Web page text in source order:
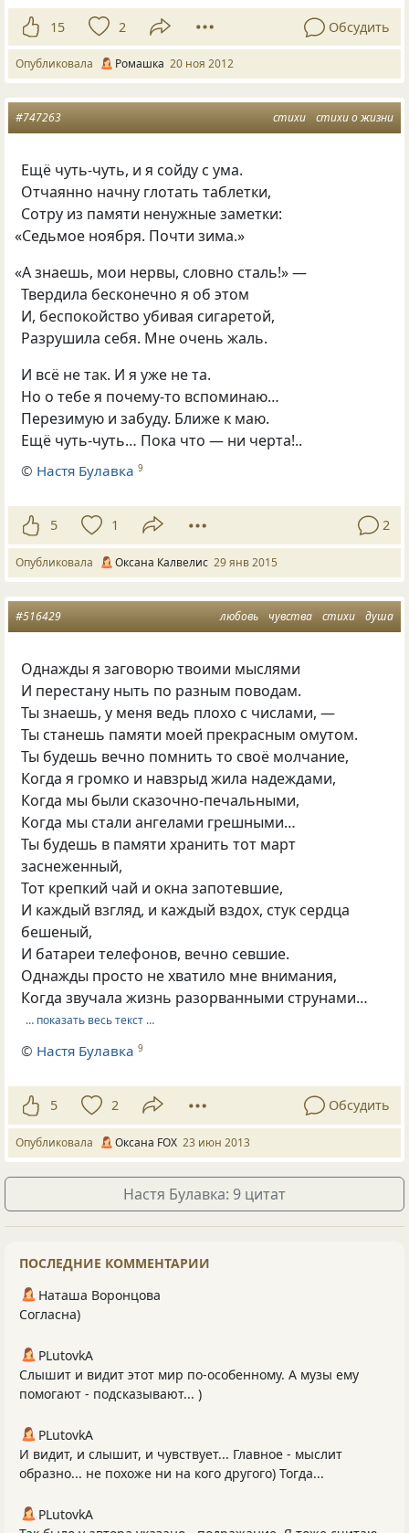
15 2 Обсудить
Опубликовала Ромашка 20 ноя 2012
стихи стихи о жизни
#747263
Ещё чуть-чуть, и я сойду с ума.
Отчаянно начну глотать таблетки,
Сотру из памяти ненужные заметки:
«Седьмое ноября. Почти зима.»
«А знаешь, мои нервы, словно сталь!» —
Твердила бесконечно я об этом
И, беспокойство убивая сигаретой,
Разрушила себя. Мне очень жаль.
И всё не так. И я уже не та.
Но о тебе я почему-то вспоминаю…
Перезимую и забуду. Ближе к маю.
Ещё чуть-чуть… Пока что — ни черта!..
© Настя Булавка 9
5 1 2
Опубликовала Оксана Калвелис 29 янв 2015
любовь чувства стихи душа
#516429
Однажды я заговорю твоими мыслями
И перестану ныть по разным поводам.
Ты знаешь, у меня ведь плохо с числами, —
Ты станешь памяти моей прекрасным омутом.
Ты будешь вечно помнить то своё молчание,
Когда я громко и навзрыд жила надеждами,
Когда мы были сказочно-печальными,
Когда мы стали ангелами грешными…
Ты будешь в памяти хранить тот март
заснеженный,
Тот крепкий чай и окна запотевшие,
И каждый взгляд, и каждый вздох, стук сердца
бешеный,
И батареи телефонов, вечно севшие.
Однажды просто не хватило мне внимания,
Когда звучала жизнь разорванными струнами…
… показать весь текст …
© Настя Булавка 9
5 2 Обсудить
Опубликовала Оксана FОX 23 июн 2013
Настя Булавка: 9 цитат
ПОСЛЕДНИЕ КОММЕНТАРИИ
Наташа Воронцова
Согласна)
PLutоvkА
Слышит и видит этот мир по-особенному. А музы ему
помогают - подсказывают... )
PLutоvkА
И видит, и слышит, и чувствует... Главное - мыслит
образно... не похоже ни на кого другого) Тогда...
PLutоvkА